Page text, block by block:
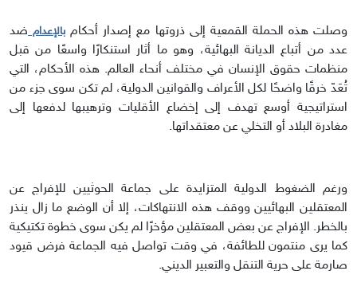
وصلت هذه الحملة القمعية إلى ذروتها مع إصدار أحكام بالإعدام ضد
عدد من أتباع الديانة البهائية، وهو ما أثار استنكارًا واسعًا من قبل
منظمات حقوق الإنسان في مختلف أنحاء العالم. هذه الأحكام، التي
تُعَدّ خرقًا واضحًا لكل الأعراف والقوانين الدولية، لم تكن سوى جزء من
استراتيجية أوسع تهدف إلى إخضاع الأقليات وترهيبها لدفعها إلى
مغادرة البلاد أو التخلي عن معتقداتها.
ورغم الضغوط الدولية المتزايدة على جماعة الحوثيين للإفراج عن
المعتقلين البهائيين ووقف هذه الانتهاكات، إلا أن الوضع ما زال ينذر
بالخطر. الإفراج عن بعض المعتقلين مؤخرًا لم يكن سوى خطوة تكتيكية
كما يرى منتمون للطائفة، في وقت تواصل فيه الجماعة فرض قيود
صارمة على حرية التنقل والتعبير الديني.